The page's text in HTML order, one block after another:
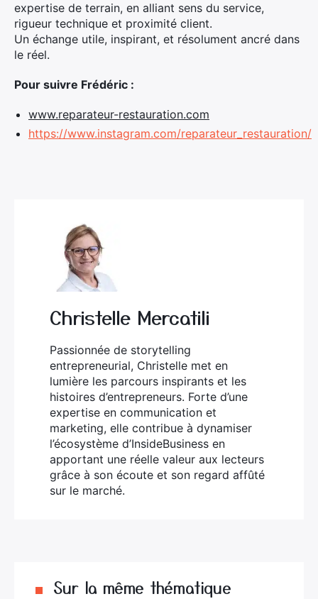
expertise de terrain, en alliant sens du service,
rigueur technique et proximité client.
Un échange utile, inspirant, et résolument ancré dans
le réel.
Pour suivre Frédéric :
www.reparateur-restauration.com
https://www.instagram.com/reparateur_restauration/
Christelle Mercatili
Passionnée de storytelling
entrepreneurial, Christelle met en
lumière les parcours inspirants et les
histoires d’entrepreneurs. Forte d’une
expertise en communication et
marketing, elle contribue à dynamiser
l’écosystème d’InsideBusiness en
apportant une réelle valeur aux lecteurs
grâce à son écoute et son regard affûté
sur le marché.
Sur la même thématique